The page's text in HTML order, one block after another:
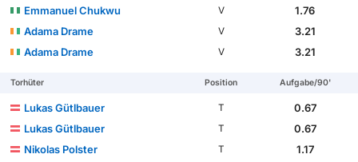
Emmanuel Chukwu
V
1.76
Adama Drame
V
3.21
Adama Drame
V 3.21
Torhüter Position Aufgabe/90'
Lukas Gütlbauer T
0.67
Lukas Gütlbauer
T
0.67
Nikolas Polster
T
1.17